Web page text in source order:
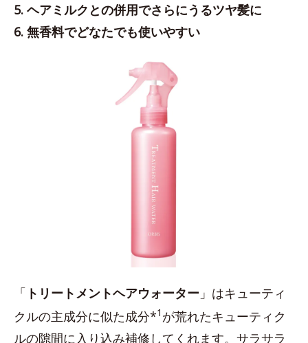
5. ヘアミルクとの併用でさらにうるツヤ髪に
6. 無香料でどなたでも使いやすい
「 トリートメントヘアウォーター 」はキューティ
クルの主成分に似た成分*1 が荒れたキューティク
ルの隙間に入り込み補修してくれます。サラサラ